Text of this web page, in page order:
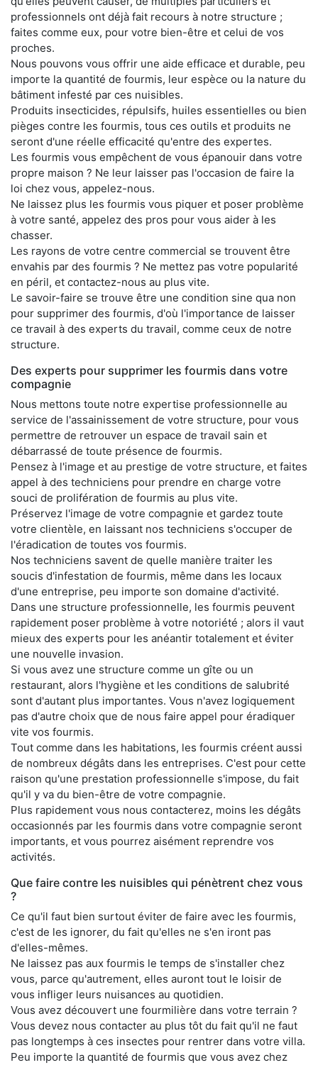
professionnels ont déjà fait recours à notre structure ;
faites comme eux, pour votre bien-être et celui de vos
proches.
Nous pouvons vous offrir une aide efficace et durable, peu
importe la quantité de fourmis, leur espèce ou la nature du
bâtiment infesté par ces nuisibles.
Produits insecticides, répulsifs, huiles essentielles ou bien
pièges contre les fourmis, tous ces outils et produits ne
seront d'une réelle efficacité qu'entre des expertes.
Les fourmis vous empêchent de vous épanouir dans votre
propre maison ? Ne leur laisser pas l'occasion de faire la
loi chez vous, appelez-nous.
Ne laissez plus les fourmis vous piquer et poser problème
à votre santé, appelez des pros pour vous aider à les
chasser.
Les rayons de votre centre commercial se trouvent être
envahis par des fourmis ? Ne mettez pas votre popularité
en péril, et contactez-nous au plus vite.
Le savoir-faire se trouve être une condition sine qua non
pour supprimer des fourmis, d'où l'importance de laisser
ce travail à des experts du travail, comme ceux de notre
structure.
Des experts pour supprimer les fourmis dans votre
compagnie
Nous mettons toute notre expertise professionnelle au
service de l'assainissement de votre structure, pour vous
permettre de retrouver un espace de travail sain et
débarrassé de toute présence de fourmis.
Pensez à l'image et au prestige de votre structure, et faites
appel à des techniciens pour prendre en charge votre
souci de prolifération de fourmis au plus vite.
Préservez l'image de votre compagnie et gardez toute
votre clientèle, en laissant nos techniciens s'occuper de
l'éradication de toutes vos fourmis.
Nos techniciens savent de quelle manière traiter les
soucis d'infestation de fourmis, même dans les locaux
d'une entreprise, peu importe son domaine d'activité.
Dans une structure professionnelle, les fourmis peuvent
rapidement poser problème à votre notoriété ; alors il vaut
mieux des experts pour les anéantir totalement et éviter
une nouvelle invasion.
Si vous avez une structure comme un gîte ou un
restaurant, alors l'hygiène et les conditions de salubrité
sont d'autant plus importantes. Vous n'avez logiquement
pas d'autre choix que de nous faire appel pour éradiquer
vite vos fourmis.
Tout comme dans les habitations, les fourmis créent aussi
de nombreux dégâts dans les entreprises. C'est pour cette
raison qu'une prestation professionnelle s'impose, du fait
qu'il y va du bien-être de votre compagnie.
Plus rapidement vous nous contacterez, moins les dégâts
occasionnés par les fourmis dans votre compagnie seront
importants, et vous pourrez aisément reprendre vos
activités.
Que faire contre les nuisibles qui pénètrent chez vous
?
Ce qu'il faut bien surtout éviter de faire avec les fourmis,
c'est de les ignorer, du fait qu'elles ne s'en iront pas
d'elles-mêmes.
Ne laissez pas aux fourmis le temps de s'installer chez
vous, parce qu'autrement, elles auront tout le loisir de
vous infliger leurs nuisances au quotidien.
Vous avez découvert une fourmilière dans votre terrain ?
Vous devez nous contacter au plus tôt du fait qu'il ne faut
pas longtemps à ces insectes pour rentrer dans votre villa.
Peu importe la quantité de fourmis que vous avez chez